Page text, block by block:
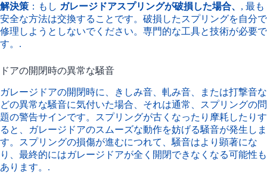
解決策 ：もし ガレージドアスプリングが破損した場合、 , 最も
安全な方法は交換することです。破損したスプリングを自分で
修理しようとしないでください。専門的な工具と技術が必要で
す。.
ドアの開閉時の異常な騒音
ガレージドアの開閉時に、きしみ音、軋み音、または打撃音な
どの異常な騒音に気付いた場合、それは通常、スプリングの問
題の警告サインです。スプリングが古くなったり摩耗したりす
ると、ガレージドアのスムーズな動作を妨げる騒音が発生しま
す。スプリングの損傷が進むにつれて、騒音はより顕著にな
り、最終的にはガレージドアが全く開閉できなくなる可能性も
あります。.